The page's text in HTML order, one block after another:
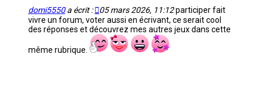
domi5550a écrit : 05 mars 2026, 11:12participer fait
vivre un forum, voter aussi en écrivant, ce serait cool
des réponses et découvrez mes autres jeux dans cette
même rubrique.